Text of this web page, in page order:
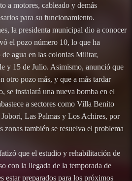
a motores, cableado y demás
para su funcionamiento.
la presidenta municipal dio a conocer
el pozo número 10, lo que ha
agua en las colonias Militar,
y 15 de Julio. Asimismo, anunció que
otro pozo más, y que a más tardar
se instalará una nueva bomba en el
a sectores como Villa Benito
Las Palmas y Los Achires, por
zonas también se resuelva el problema
que el estudio y rehabilitación de
con la llegada de la temporada de
estar preparados para los próximos